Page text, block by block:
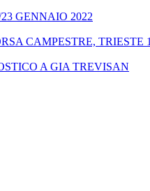
GENNAIO 2022
CAMPESTRE, TRIESTE
A GIA TREVISAN